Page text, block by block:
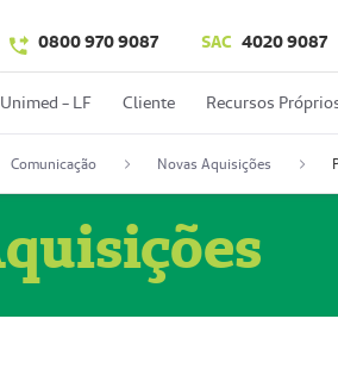
0800 970 9087 SAC 4020 9087
Unimed - LF Cliente Recursos
Comunicação Novas Aquisições